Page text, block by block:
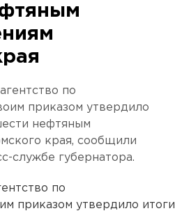
по
приказом утвердило
нефтяным
края, сообщили
службе губернатора.
по
приказом утвердило итоги